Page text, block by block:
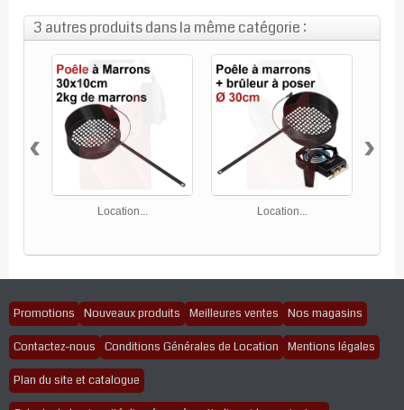
3 autres produits dans la même catégorie :
Location... Location...
‹ ›
Promotions Nouveaux produits Meilleures ventes Nos magasins
Contactez-nous Conditions Générales de Location Mentions légales
Plan du site et catalogue